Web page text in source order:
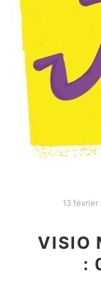
13 février
VISIO
: